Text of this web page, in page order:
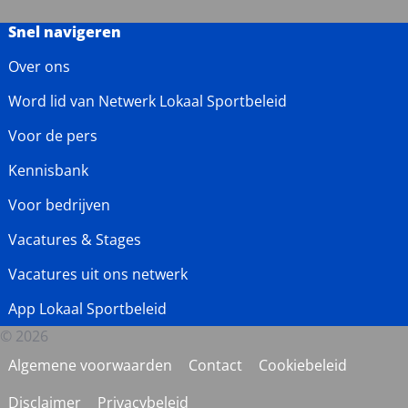
Snel navigeren
Over ons
Word lid van Netwerk Lokaal Sportbeleid
Voor de pers
Kennisbank
Voor bedrijven
Vacatures & Stages
Vacatures uit ons netwerk
App Lokaal Sportbeleid
© 2026
Algemene voorwaarden
Contact
Cookiebeleid
Disclaimer
Privacybeleid